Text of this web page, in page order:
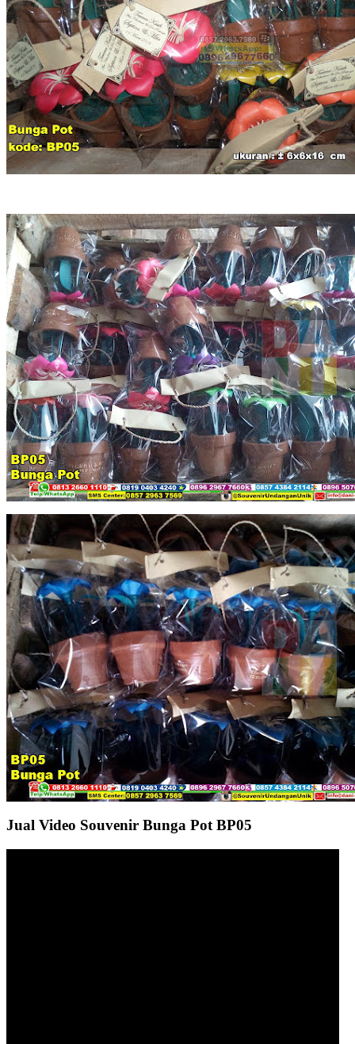
Jual Video Souvenir Bunga Pot BP05